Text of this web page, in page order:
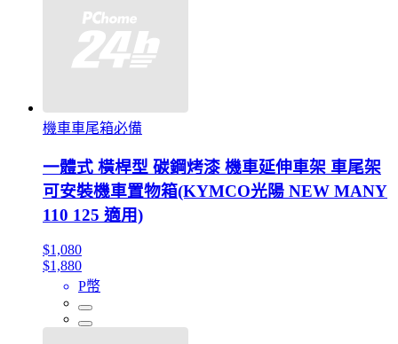
機車車尾箱必備
一體式 橫桿型 碳鋼烤漆 機車延伸車架 車尾架
可安裝機車置物箱(KYMCO光陽 NEW MANY
110 125 適用)
$1,080
$1,880
P幣